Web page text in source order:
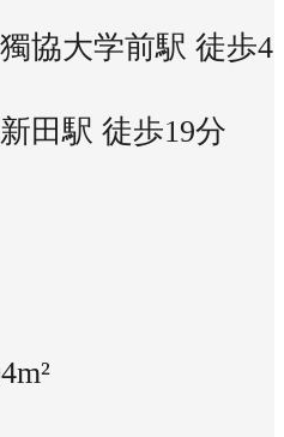
協大学前駅 徒歩4
田駅 徒歩19分